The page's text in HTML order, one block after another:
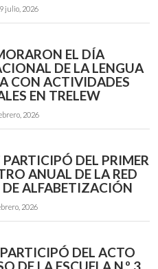
julio, 2026
EL DÍA
DE LA LENGUA
CON ACTIVIDADES
EN TRELEW
2026
DEL PRIMER
ANUAL DE LA RED
DE ALFABETIZACIÓN
2026
DEL ACTO